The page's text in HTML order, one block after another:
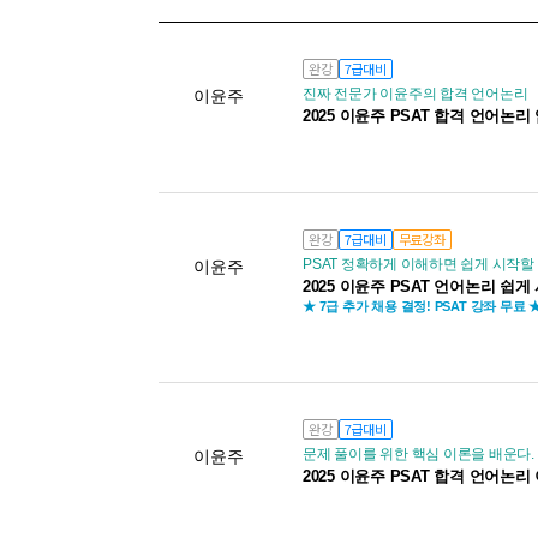
이윤주
완강 7급대비
진짜 전문가 이윤주의 합격 언어논리
2025 이윤주 PSAT 합격 언어논리
이윤주
완강 7급대비 무료강좌
PSAT 정확하게 이해하면 쉽게 시작
2025 이윤주 PSAT 언어논리 쉽게
★ 7급 추가 채용 결정! PSAT 강좌 무료
이윤주
완강 7급대비
문제 풀이를 위한 핵심 이론을 배운다.
2025 이윤주 PSAT 합격 언어논리